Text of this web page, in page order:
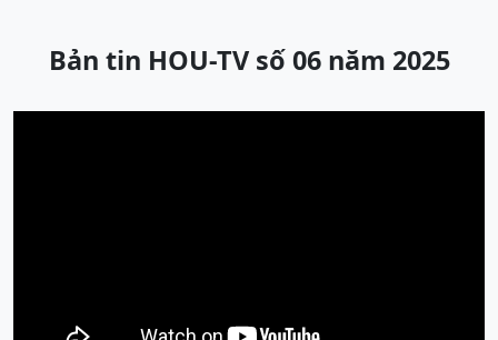
Bản tin HOU-TV số 06 năm 2025